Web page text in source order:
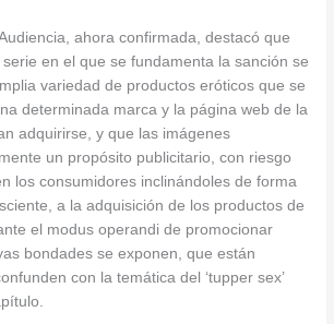
ahora confirmada, destacó que
en el que se fundamenta la sanción se
variedad de productos eróticos que se
determinada marca y la página web de la
adquirirse, y que las imágenes
un propósito publicitario, con riesgo
los consumidores inclinándoles de forma
a la adquisición de los productos de
el modus operandi de promocionar
bondades se exponen, que están
con la temática del ‘tupper sex’